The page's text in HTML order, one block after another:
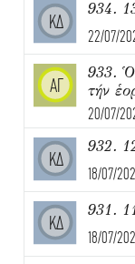
ΚΔ
934.
22/07/
ΑΓ
933.
τήν
20/07/
ΚΔ
932.
18/07/
ΚΔ
931.
18/07/